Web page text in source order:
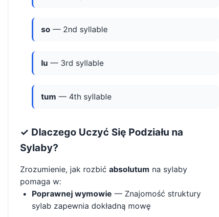
so — 2nd syllable
lu — 3rd syllable
tum — 4th syllable
✓ Dlaczego Uczyć Się Podziału na
Sylaby?
Zrozumienie, jak rozbić absolutum na sylaby
pomaga w:
Poprawnej wymowie — Znajomość struktury
sylab zapewnia dokładną mowę